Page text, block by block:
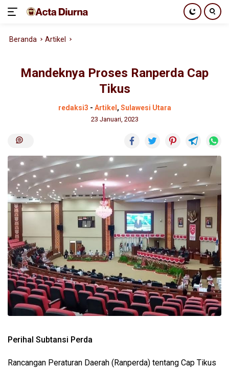
Beranda Artikel
Mandeknya Proses Ranperda Cap
Tikus
redaksi3 - Artikel , Sulawesi Utara
23 Januari, 2023
Perihal Subtansi Perda
Rancangan Peraturan Daerah (Ranperda) tentang Cap Tikus